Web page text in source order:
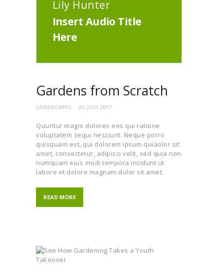
Lily Hunter
Insert Audio Title
Here
Gardens from Scratch
LANDSCAPES 30. JULI 2017
Quuntur magni dolores eos qui ratione
voluptatem sequi nesciunt. Neque porro
quisquam est, qui dolorem ipsum quiaolor sit
amet, consectetur, adipisci velit, sed quia non
numquam eius modi tempora incidunt ut
labore et dolore magnam dolor sit amet.
READ MORE